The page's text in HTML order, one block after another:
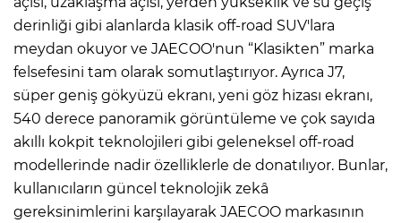
derinliği gibi alanlarda klasik off-road SUV'lara
meydan okuyor ve JAECOO'nun “Klasikten” marka
felsefesini tam olarak somutlaştırıyor. Ayrıca J7,
süper geniş gökyüzü ekranı, yeni göz hizası ekranı,
540 derece panoramik görüntüleme ve çok sayıda
akıllı kokpit teknolojileri gibi geleneksel off-road
modellerinde nadir özelliklerle de donatılıyor. Bunlar,
kullanıcıların güncel teknolojik zekâ
gereksinimlerini karşılayarak JAECOO markasının